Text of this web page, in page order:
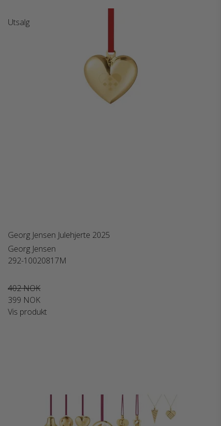
Utsalg
Georg Jensen Julehjerte 2025
Georg Jensen
292-10020817M
402 NOK
399 NOK
Vis produkt